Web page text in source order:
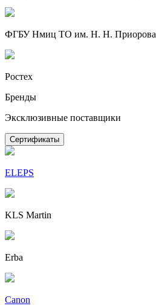
ФГБУ Нмиц ТО им. Н. Н. Приорова
Ростех
Бренды
Эксклюзивные поставщики
Сертификаты
ELEPS
KLS Martin
Erba
Canon